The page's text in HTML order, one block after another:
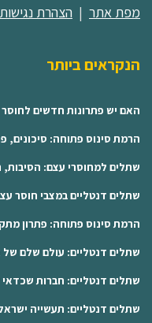
מפת אתר | הצהרת נגישות
הנקראים ביותר
האם יש פתרונות חדשים
הרמת סינוס פתוחה: סיכונים,
שתלים למחוסרי עצם:
שתלים דנטליים במצבי חוסר
הרמת סינוס פתוחה: פתרון
שתלים דנטליים: עולם שלם של
שתלים דנטליים: חברות שכדאי
שתלים דנטליים: תעשייה